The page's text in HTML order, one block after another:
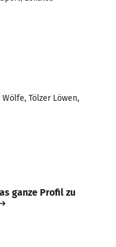
Tölzer Löwen,
ganze Profil zu